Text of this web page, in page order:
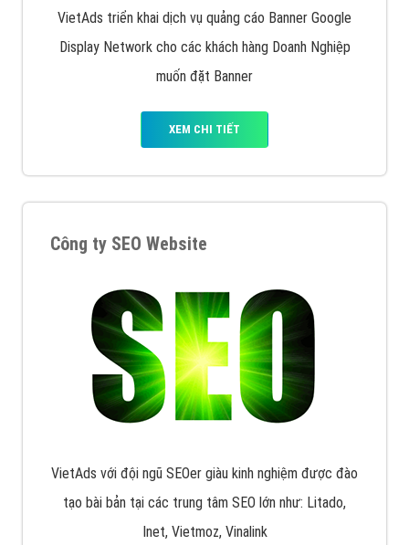
VietAds triển khai dịch vụ quảng cáo Banner Google
Display Network cho các khách hàng Doanh Nghiệp
muốn đặt Banner
XEM CHI TIẾT
Công ty SEO Website
VietAds với đội ngũ SEOer giàu kinh nghiệm được đào
tạo bài bản tại các trung tâm SEO lớn như: Litado,
Inet, Vietmoz, Vinalink